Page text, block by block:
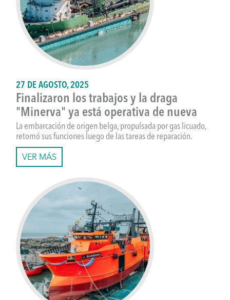
27 DE AGOSTO, 2025
Finalizaron los trabajos y la draga
"Minerva" ya está operativa de nueva
La embarcación de origen belga, propulsada por gas licuado,
retomó sus funciones luego de las tareas de reparación.
VER MÁS